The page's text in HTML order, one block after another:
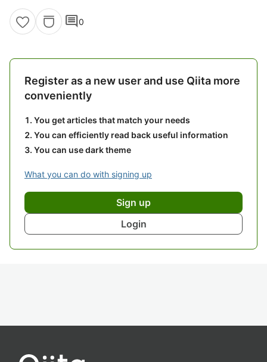
comment0
Register as a new user and use Qiita more
conveniently
You get articles that match your needs
You can efficiently read back useful information
You can use dark theme
What you can do with signing up
Sign up
Login